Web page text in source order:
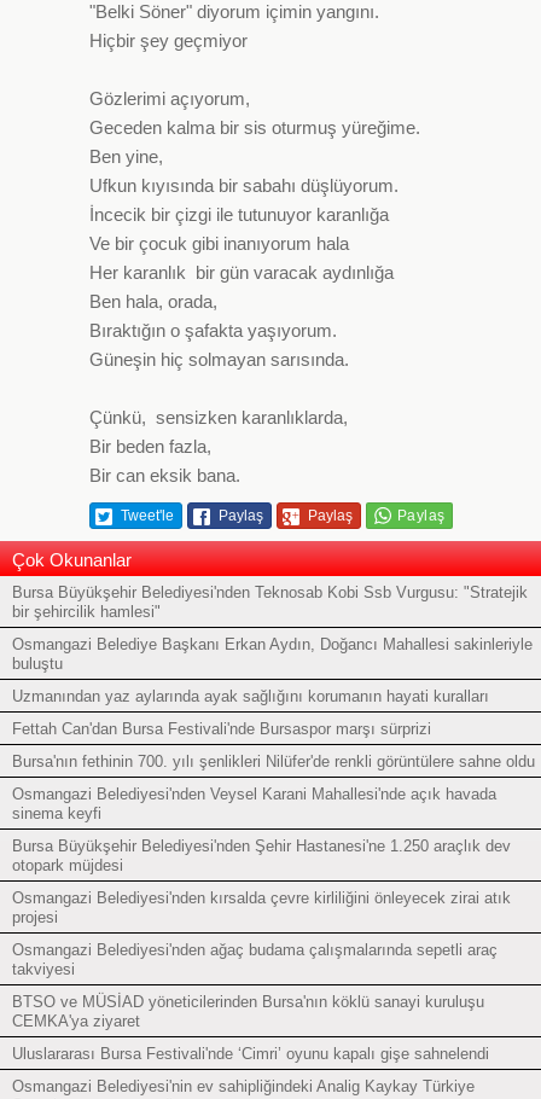
"Belki Söner" diyorum içimin yangını.
Hiçbir şey geçmiyor
Gözlerimi açıyorum,
Geceden kalma bir sis oturmuş yüreğime.
Ben yine,
Ufkun kıyısında bir sabahı düşlüyorum.
İncecik bir çizgi ile tutunuyor karanlığa
Ve bir çocuk gibi inanıyorum hala
Her karanlık bir gün varacak aydınlığa
Ben hala, orada,
Bıraktığın o şafakta yaşıyorum.
Güneşin hiç solmayan sarısında.
Çünkü, sensizken karanlıklarda,
Bir beden fazla,
Bir can eksik bana.
Tweet'le Paylaş Paylaş
Çok Okunanlar
Bursa Büyükşehir Belediyesi'nden Teknosab Kobi Ssb Vurgusu: "Stratejik
bir şehircilik hamlesi"
Osmangazi Belediye Başkanı Erkan Aydın, Doğancı Mahallesi sakinleriyle
buluştu
Uzmanından yaz aylarında ayak sağlığını korumanın hayati kuralları
Fettah Can'dan Bursa Festivali'nde Bursaspor marşı sürprizi
Bursa'nın fethinin 700. yılı şenlikleri Nilüfer'de renkli görüntülere sahne oldu
Osmangazi Belediyesi'nden Veysel Karani Mahallesi'nde açık havada
sinema keyfi
Bursa Büyükşehir Belediyesi'nden Şehir Hastanesi'ne 1.250 araçlık dev
otopark müjdesi
Osmangazi Belediyesi'nden kırsalda çevre kirliliğini önleyecek zirai atık
projesi
Osmangazi Belediyesi'nden ağaç budama çalışmalarında sepetli araç
takviyesi
BTSO ve MÜSİAD yöneticilerinden Bursa'nın köklü sanayi kuruluşu
CEMKA'ya ziyaret
Uluslararası Bursa Festivali'nde ‘Cimri’ oyunu kapalı gişe sahnelendi
Osmangazi Belediyesi'nin ev sahipliğindeki Analig Kaykay Türkiye